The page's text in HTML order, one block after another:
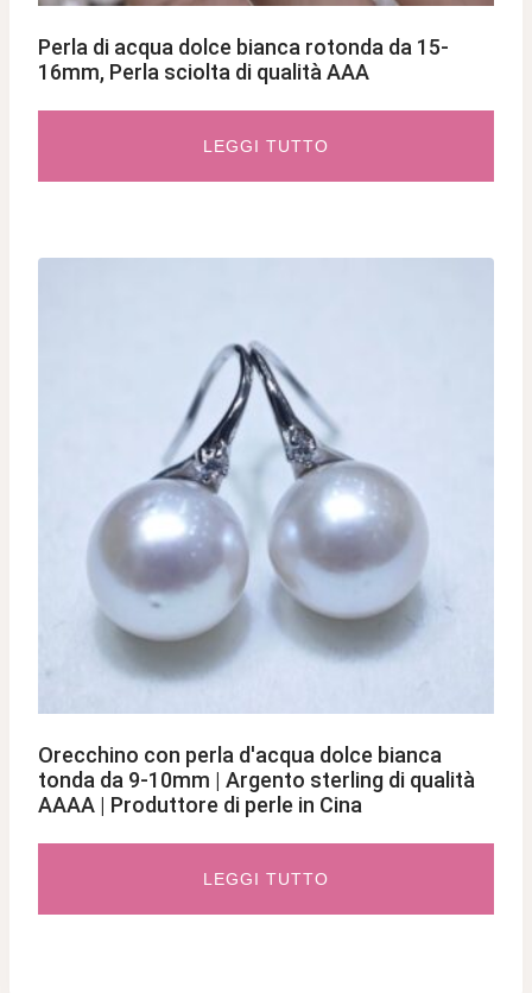
Perla di acqua dolce bianca rotonda da 15-
16mm, Perla sciolta di qualità AAA
LEGGI TUTTO
Orecchino con perla d'acqua dolce bianca
tonda da 9-10mm | Argento sterling di qualità
AAAA | Produttore di perle in Cina
LEGGI TUTTO